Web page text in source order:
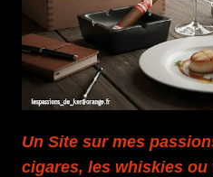
Un Site sur mes
cigares, les whiskies ou